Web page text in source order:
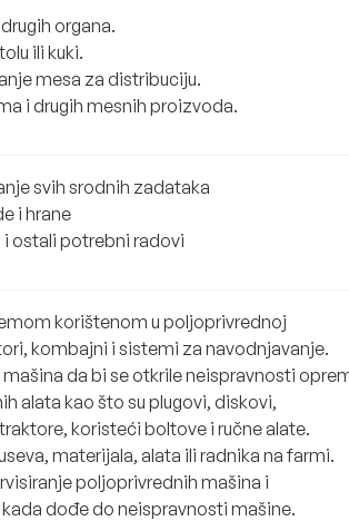
organa.
ili kuki.
mesa za distribuciju.
i drugih mesnih proizvoda.
svih srodnih zadataka
i hrane
ostali potrebni radovi
korištenom u poljoprivrednoj
kombajni i sistemi za navodnjavanje.
da bi se otkrile neispravnosti
alata kao što su plugovi, diskovi,
koristeći boltove i ručne alate.
materijala, alata ili radnika na farmi.
poljoprivrednih mašina i
dođe do neispravnosti mašine.